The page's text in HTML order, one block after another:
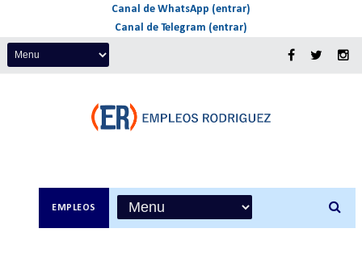
Canal de WhatsApp (entrar)
Canal de Telegram (entrar)
EMPLEOS